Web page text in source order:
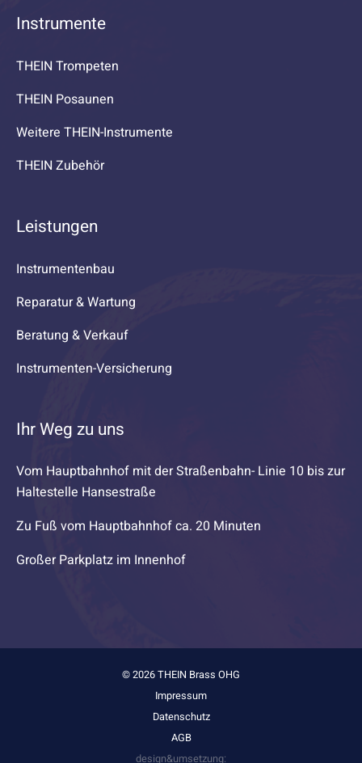
Instrumente
THEIN Trompeten
THEIN Posaunen
Weitere THEIN-Instrumente
THEIN Zubehör
Leistungen
Instrumentenbau
Reparatur & Wartung
Beratung & Verkauf
Instrumenten-Versicherung
Ihr Weg zu uns
Vom Hauptbahnhof mit der Straßenbahn- Linie 10 bis zur
Haltestelle Hansestraße
Zu Fuß vom Hauptbahnhof ca. 20 Minuten
Großer Parkplatz im Innenhof
© 2026 THEIN Brass OHG
Impressum
Datenschutz
AGB
design&umsetzung: